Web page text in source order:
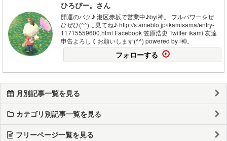
ひろぴー。さん
開運のバク♪ 港区赤坂で営業中♪byi神。 フルパワーをぜ
ひぜひ(^^) ↓見てね♪ http://s.ameblo.jp/ikamisama/entry-
11715559600.html Facebook 笠原浩史 Twitter ikami 友達
申告よろしくお願いします(^^) powered by i神。
フォローする
月別記事一覧を見る
カテゴリ別記事一覧を見る
フリーページ一覧を見る